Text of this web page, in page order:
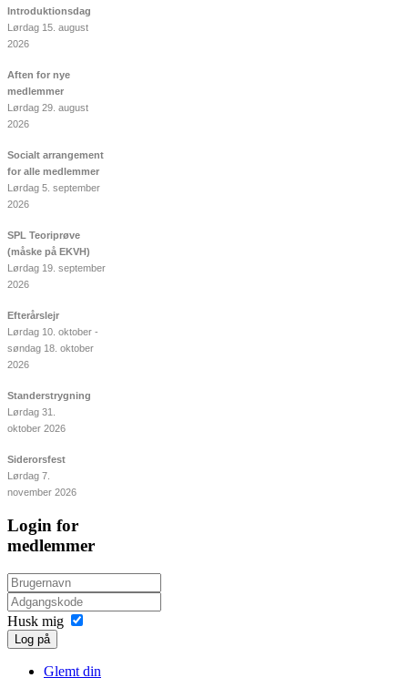
Introduktionsdag
Lørdag 15. august
2026
Aften for nye
medlemmer
Lørdag 29. august
2026
Socialt arrangement
for alle medlemmer
Lørdag 5. september
2026
SPL Teoriprøve
(måske på EKVH)
Lørdag 19. september
2026
Efterårslejr
Lørdag 10. oktober -
søndag 18. oktober
2026
Standerstrygning
Lørdag 31.
oktober 2026
Siderorsfest
Lørdag 7.
november 2026
Login for
medlemmer
Husk mig
Log på
Glemt din